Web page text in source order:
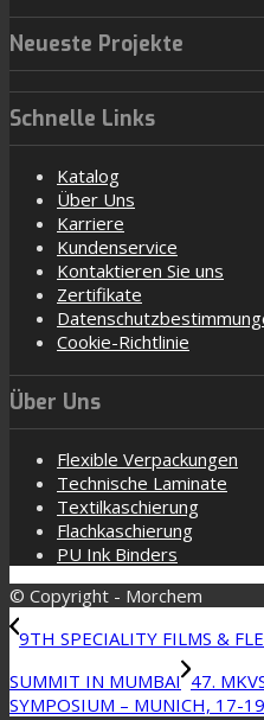
Neueste Projekte
Schnelle Links
Katalog
Über Uns
Karriere
Kundenservice
Kontaktieren Sie uns
Zertifikate
Cookie-Richtlinie
Über Uns
Flexible Verpackungen
Technische Laminate
Textilkaschierung
Flachkaschierung
PU Ink Binders
© Copyright - Morchem
9TH SPECIALITY FILMS &
SUMMIT IN MUMBAI 47.
SYMPOSIUM – MUNICH, 17-